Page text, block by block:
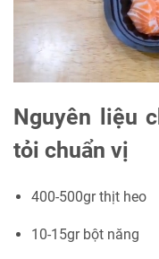
Nguyên liệu
tỏi chuẩn vị
400-500gr thịt heo
10-15gr bột năng